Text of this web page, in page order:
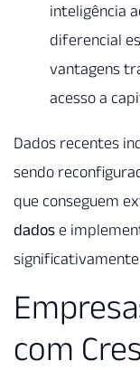
inteligência
diferencial
vantagens
acesso a
Dados recentes
sendo
que conseguem
dados e
com